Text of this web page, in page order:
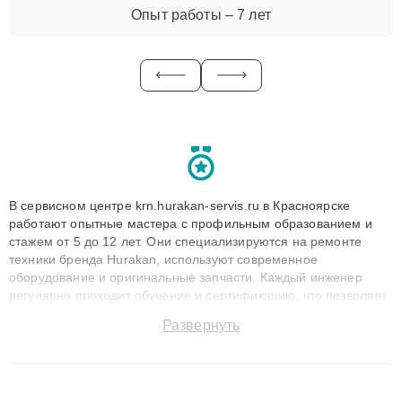
Опыт работы – 7 лет
В сервисном центре krn.hurakan-servis.ru в Красноярске
работают опытные мастера с профильным образованием и
стажем от 5 до 12 лет. Они специализируются на ремонте
техники бренда Hurakan, используют современное
оборудование и оригинальные запчасти. Каждый инженер
регулярно проходит обучение и сертификацию, что позволяет
технику с сохранением гарантии до 3 лет. Наши мастера
Развернуть